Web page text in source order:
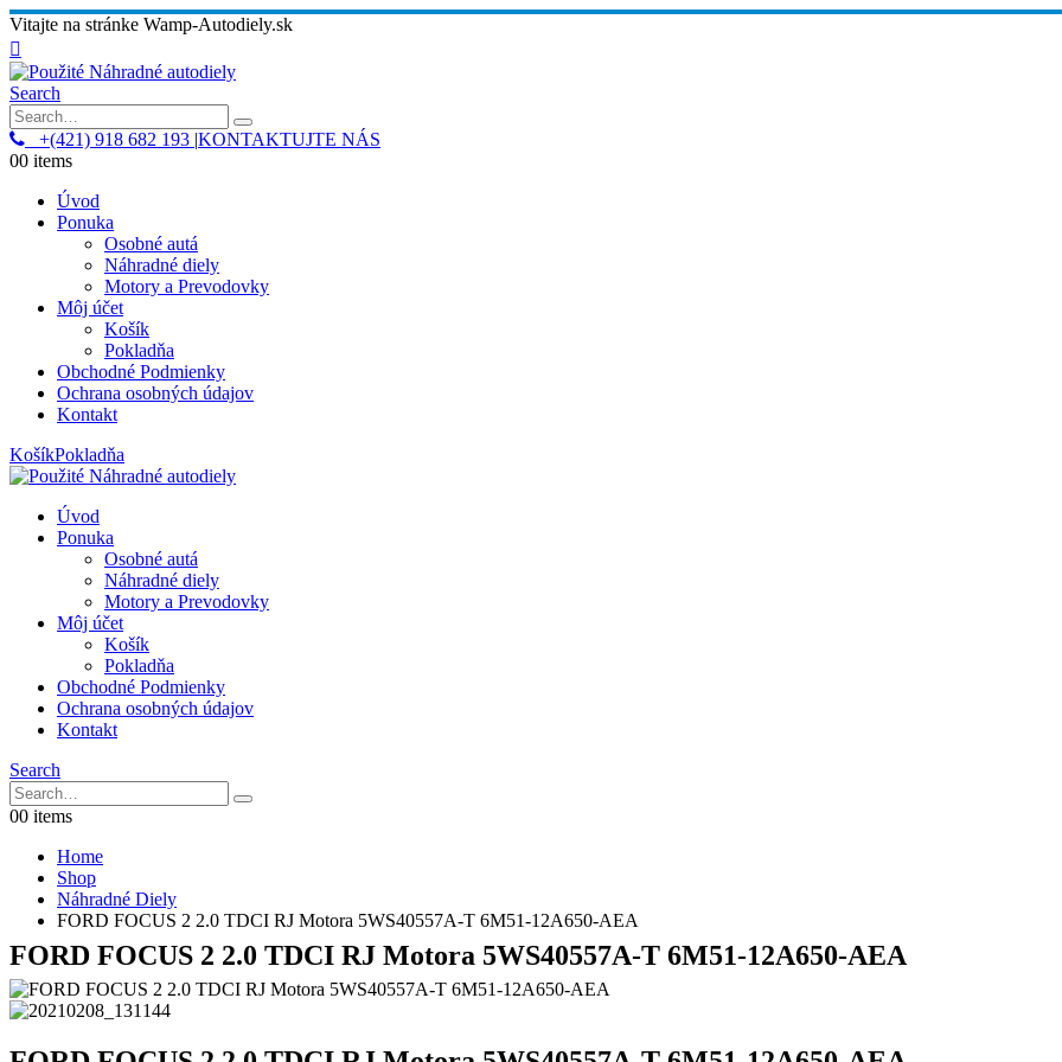
Vitajte na stránke Wamp-Autodiely.sk
Search
+(421) 918 682 193 |KONTAKTUJTE NÁS
00 items
Úvod
Ponuka
Osobné autá
Náhradné diely
Motory a Prevodovky
Môj účet
Košík
Pokladňa
Obchodné Podmienky
Ochrana osobných údajov
Kontakt
KošíkPokladňa
Úvod
Ponuka
Osobné autá
Náhradné diely
Motory a Prevodovky
Môj účet
Košík
Pokladňa
Obchodné Podmienky
Ochrana osobných údajov
Kontakt
Search
00 items
Home
Shop
Náhradné Diely
FORD FOCUS 2 2.0 TDCI RJ Motora 5WS40557A-T 6M51-12A650-AEA
FORD FOCUS 2 2.0 TDCI RJ Motora 5WS40557A-T 6M51-12A650-AEA